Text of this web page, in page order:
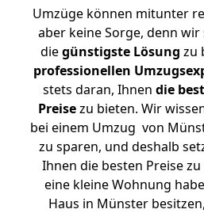
Umzüge können mitunter
aber keine Sorge, denn
diegünstigste Lösung zu
professionellen
stets daran, Ihnen die
Preisezu bieten. Wir
bei einem Umzug von
zu sparen, und deshalb
Ihnen die besten Preise
eine kleine Wohnung
Haus in Münster